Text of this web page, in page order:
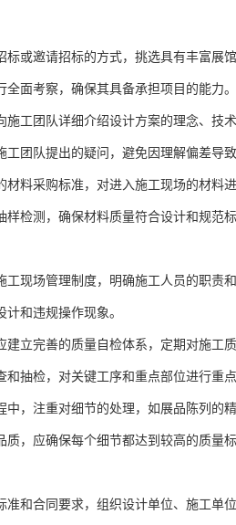
标或邀请招标的方式，挑选具有丰富展
面考察，确保其具备承担项目的能力。
施工团队详细介绍设计方案的理念、技
工团队提出的疑问，避免因理解偏差导致
材料采购标准，对进入施工现场的材料
检测，确保材料质量符合设计和规范标
工现场管理制度，明确施工人员的职责
和违规操作现象。
建立完善的质量自检体系，定期对施工
抽检，对关键工序和重点部位进行重
中，注重对细节的处理，如展品陈列的
，应确保每个细节都达到较高的质量标
准和合同要求，组织设计单位、施工单